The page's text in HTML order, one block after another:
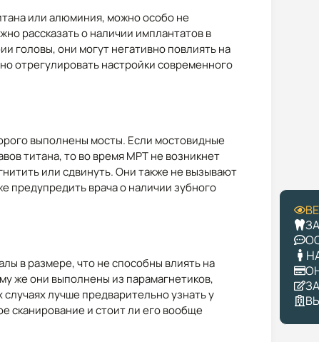
или алюминия, можно особо не
рассказать о наличии имплантатов в
головы, они могут негативно повлиять на
отрегулировать настройки современного
выполнены мосты. Если мостовидные
титана, то во время МРТ не возникнет
или сдвинуть. Они также не вызывают
предупредить врача о наличии зубного
в размере, что не способны влиять на
же они выполнены из парамагнетиков,
лучше предварительно узнать у
сканирование и стоит ли его вообще